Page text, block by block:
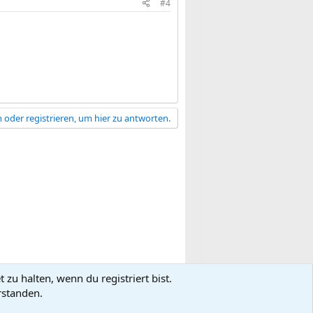
#4
oder registrieren, um hier zu antworten.
Datenschutz
zu halten, wenn du registriert bist.